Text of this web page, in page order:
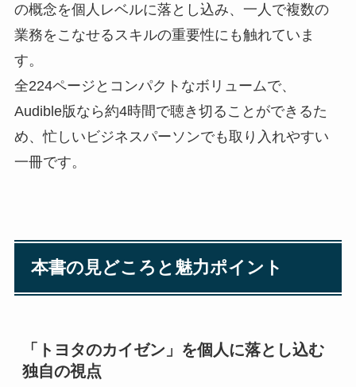
の概念を個人レベルに落とし込み、一人で複数の
業務をこなせるスキルの重要性にも触れていま
す。
全224ページとコンパクトなボリュームで、
Audible版なら約4時間で聴き切ることができるた
め、忙しいビジネスパーソンでも取り入れやすい
一冊です。
本書の見どころと魅力ポイント
「トヨタのカイゼン」を個人に落とし込む
独自の視点